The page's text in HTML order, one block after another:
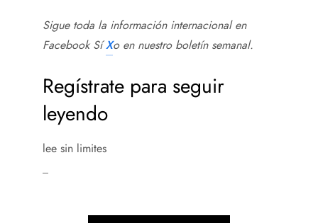
Sigue toda la información internacional en
FacebookSíXo en nuestro boletín semanal.
Regístrate para seguir
leyendo
lee sin limites